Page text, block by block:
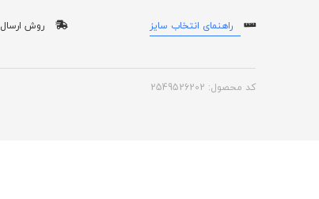
راهنمای انتخاب سایز روش ارسال
کد محصول: 2549526202